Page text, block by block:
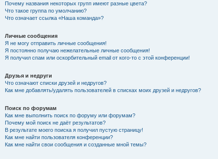
Почему названия некоторых групп имеют разные цвета?
Что такое группа по умолчанию?
Что означает ссылка «Наша команда»?
Личные сообщения
Я не могу отправить личные сообщения!
Я постоянно получаю нежелательные личные сообщения!
Я получил спам или оскорбительный email от кого-то с этой конференции!
Друзья и недруги
Что означают списки друзей и недругов?
Как мне добавлять/удалять пользователей в списках моих друзей и недругов?
Поиск по форумам
Как мне выполнить поиск по форуму или форумам?
Почему мой поиск не даёт результатов?
В результате моего поиска я получил пустую страницу!
Как мне найти пользователя конференции?
Как мне найти свои сообщения и созданные мной темы?